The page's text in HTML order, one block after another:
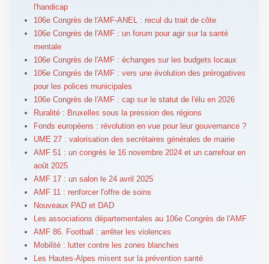
l'handicap
106e Congrès de l'AMF-ANEL : recul du trait de côte
106e Congrès de l'AMF : un forum pour agir sur la santé
mentale
106e Congrès de l'AMF : échanges sur les budgets locaux
106e Congrès de l'AMF : vers une évolution des prérogatives
pour les polices municipales
106e Congrès de l'AMF : cap sur le statut de l'élu en 2026
Ruralité : Bruxelles sous la pression des régions
Fonds européens : révolution en vue pour leur gouvernance ?
UME 27 : valorisation des secrétaires générales de mairie
AMF 51 : un congrès le 16 novembre 2024 et un carrefour en
août 2025
AMF 17 : un salon le 24 avril 2025
AMF 11 : renforcer l'offre de soins
Nouveaux PAD et DAD
Les associations départementales au 106e Congrès de l'AMF
AMF 86. Football : arrêter les violences
Mobilité : lutter contre les zones blanches
Les Hautes-Alpes misent sur la prévention santé